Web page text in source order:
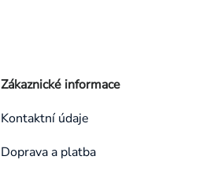
Zákaznické informace
Kontaktní údaje
Doprava a platba